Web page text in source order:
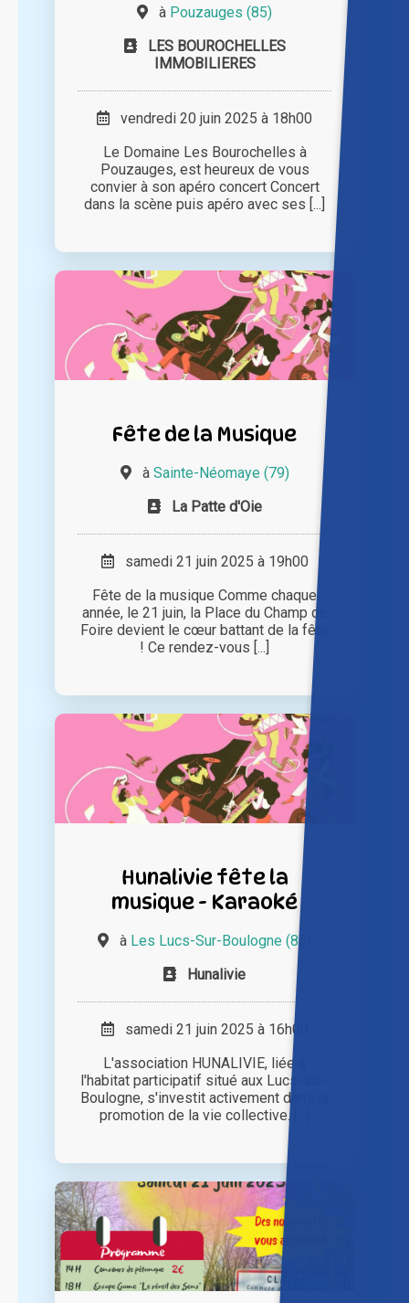
à Pouzauges (85)
LES BOUROCHELLES
IMMOBILIERES
vendredi 20 juin 2025 à 18h00
Le Domaine Les Bourochelles à
Pouzauges, est heureux de vous
convier à son apéro concert Concert
dans la scène puis apéro avec ses [...]
Fête de la Musique
à Sainte-Néomaye (79)
La Patte d'Oie
samedi 21 juin 2025 à 19h00
Fête de la musique Comme chaque
année, le 21 juin, la Place du Champ de
Foire devient le cœur battant de la fête
! Ce rendez-vous [...]
Hunalivie fête la
musique - Karaoké
à Les Lucs-Sur-Boulogne (85)
Hunalivie
samedi 21 juin 2025 à 16h00
L'association HUNALIVIE, liée à
l'habitat participatif situé aux Lucs-sur-
Boulogne, s'investit activement dans la
promotion de la vie collective. [...]